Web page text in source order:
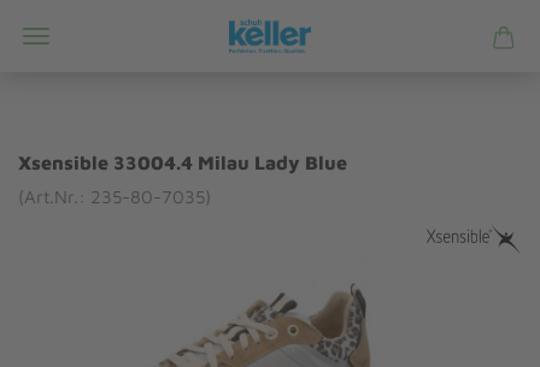
Xsensible 33004.4 Milau Lady Blue
(Art.Nr.: 235-80-7035)